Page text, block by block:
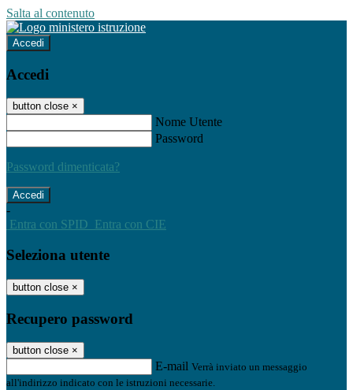
Salta al contenuto
Accedi
Accedi
button close ×
Nome Utente
Password
Password dimenticata?
-
Entra con SPID Entra con CIE
Seleziona utente
button close ×
Recupero password
button close ×
E-mail Verrà inviato un messaggio
all'indirizzo indicato con le istruzioni necessarie.